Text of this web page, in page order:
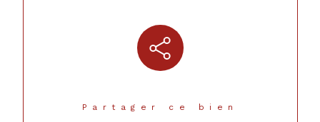
Partager ce bien